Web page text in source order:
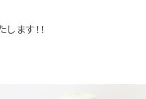
ます！！